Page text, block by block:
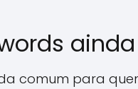
comum para